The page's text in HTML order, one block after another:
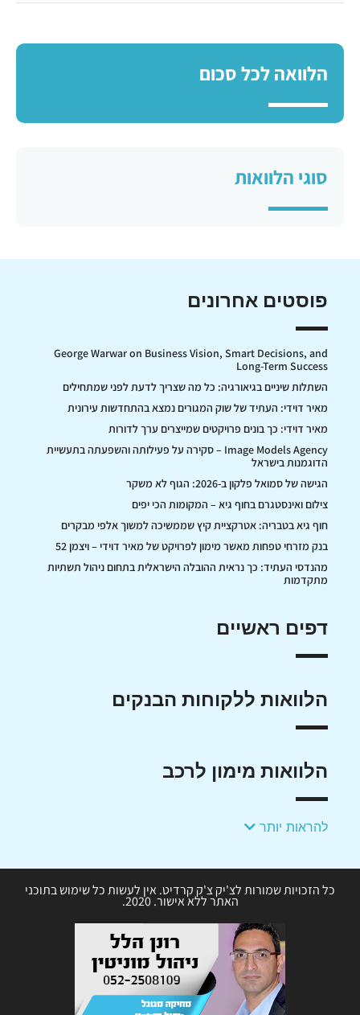
הלוואה לכל סכום
סוגי הלוואות
פוסטים אחרונים
George Warwar on Business Vision, Smart Decisions, and
Long-Term Success
השתלות שיניים בגיאורגיה: כל מה שצריך לדעת לפני שמתחילים
מאיר דוידי: העתיד של שוק המגורים נמצא בהתחדשות עירונית
מאיר דוידי: כך בונים פרויקטים שמייצרים ערך לדורות
Image Models Agency – סקירה על פעילותה והשפעתה בתעשיית
הדוגמנות בישראל
הגישה של סמואל פלקון ב-2026: הגוף לא משקר
צילום ואינסטגרם בחוף גיא – המקומות הכי יפים
חוף גיא בטבריה: אטרקציית קיץ שממשיכה למשוך אלפי מבקרים
בנק מזרחי טפחות מאשר מימון לפרויקט של מאיר דוידי – ויצמן 52
מהנדסי העתיד: כך נראית ההובלה הישראלית בתחום ניהול תשתיות
מתקדמות
דפים ראשיים
הלוואות ללקוחות הבנקים
הלוואות מימון לרכב
להראות יותר
כל הזכויות שמורות לצ'יק צ'ק קרדיט. אין לעשות כל שימוש בתוכני
האתר ללא אישור. 2020.